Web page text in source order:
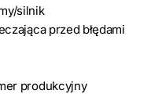
silnik
przed błędami
produkcyjny